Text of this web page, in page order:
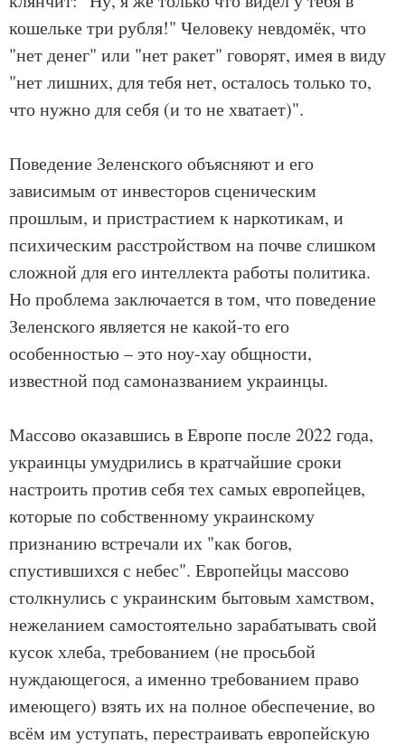
кошельке три рубля!" Человеку невдомёк, что
"нет денег" или "нет ракет" говорят, имея в виду
"нет лишних, для тебя нет, осталось только то,
что нужно для себя (и то не хватает)".
Поведение Зеленского объясняют и его
зависимым от инвесторов сценическим
прошлым, и пристрастием к наркотикам, и
психическим расстройством на почве слишком
сложной для его интеллекта работы политика.
Но проблема заключается в том, что поведение
Зеленского является не какой-то его
особенностью – это ноу-хау общности,
известной под самоназванием украинцы.
Массово оказавшись в Европе после 2022 года,
украинцы умудрились в кратчайшие сроки
настроить против себя тех самых европейцев,
которые по собственному украинскому
признанию встречали их "как богов,
спустившихся с небес". Европейцы массово
столкнулись с украинским бытовым хамством,
нежеланием самостоятельно зарабатывать свой
кусок хлеба, требованием (не просьбой
нуждающегося, а именно требованием право
имеющего) взять их на полное обеспечение, во
всём им уступать, перестраивать европейскую